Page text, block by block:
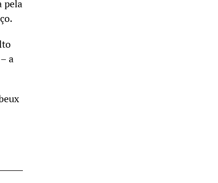
pela
a